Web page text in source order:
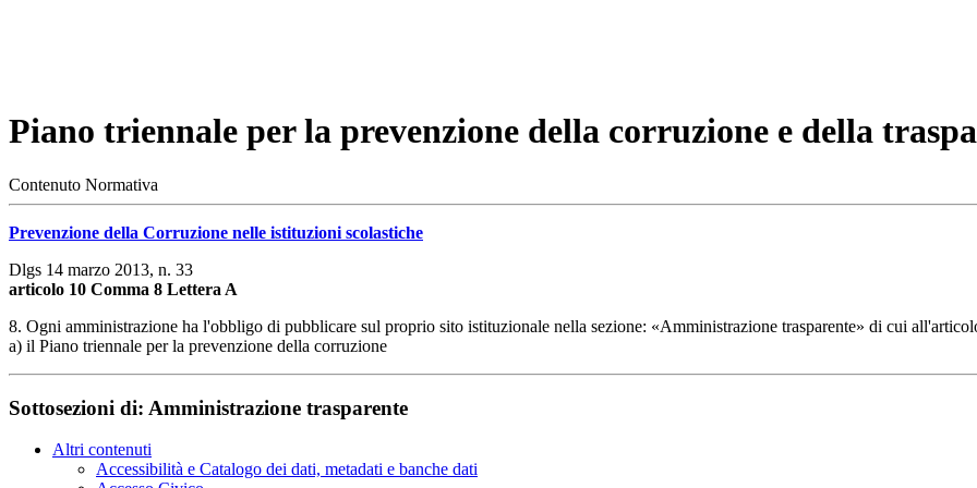
Piano triennale per la prevenzione della corruzione e della
Contenuto Normativa
Prevenzione della Corruzione nelle istituzioni scolastiche
Dlgs 14 marzo 2013, n. 33
articolo 10 Comma 8 Lettera A
8. Ogni amministrazione ha l'obbligo di pubblicare sul proprio sito istituzionale nella sezione: «Amministrazione trasparente» di cui
a) il Piano triennale per la prevenzione della corruzione
Sottosezioni di: Amministrazione trasparente
Altri contenuti
Accessibilità e Catalogo dei dati, metadati e banche dati